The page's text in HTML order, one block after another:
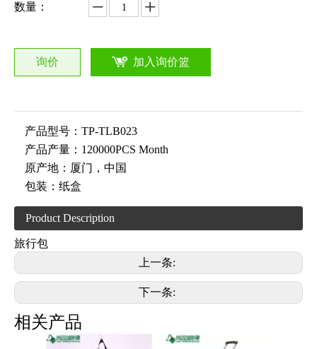
数量：
询价 加入询价篮
产品型号： TP-TLB023
产品产量： 120000PCS Month
原产地： 厦门，中国
包装： 纸盒
Product Description
旅行包
上一条:
下一条:
相关产品